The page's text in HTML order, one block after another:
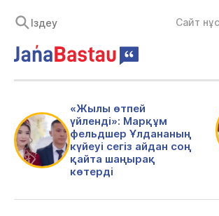
Сайт
«Жылы өтпей
үйленді»: Марқұм
фельдшер Ұлдананың
күйеуі сегіз айдан соң
қайта шаңырақ
көтерді